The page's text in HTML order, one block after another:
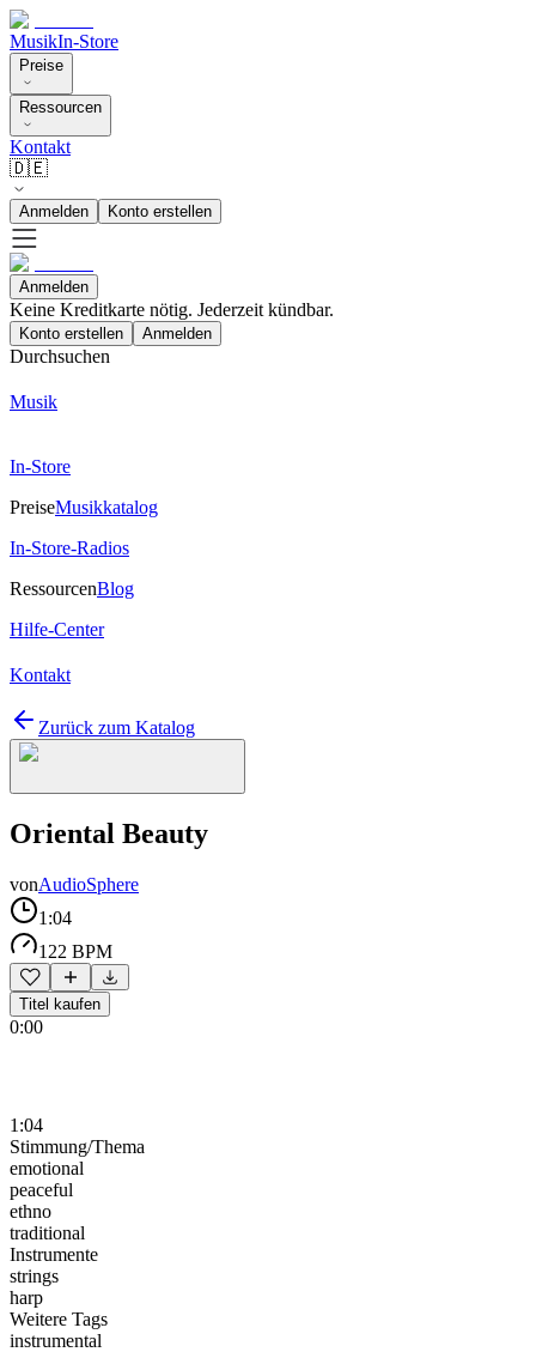
MusikIn-Store
Preise
Ressourcen
Kontakt
🇩🇪
Anmelden Konto erstellen
Anmelden
Keine Kreditkarte nötig. Jederzeit kündbar.
Konto erstellen Anmelden
Durchsuchen
Musik
In-Store
PreiseMusikkatalog
In-Store-Radios
RessourcenBlog
Hilfe-Center
Kontakt
Zurück zum Katalog
Oriental Beauty
vonAudioSphere
1:04
122 BPM
Titel kaufen
0:00
1:04
Stimmung/Thema
emotional
peaceful
ethno
traditional
Instrumente
strings
harp
Weitere Tags
instrumental